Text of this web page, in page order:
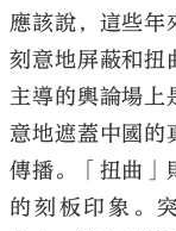
應該說，這些年
刻意地屏蔽和扭
主導的輿論場上
意地遮蓋中國的
傳播。「扭曲」
的刻板印象。